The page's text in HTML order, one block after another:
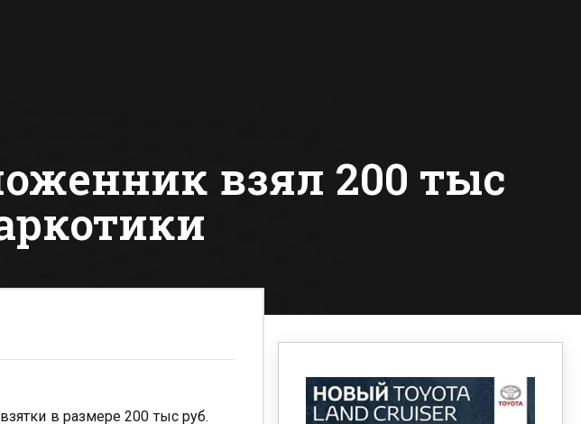
взял 200 тыс
в размере 200 тыс руб.